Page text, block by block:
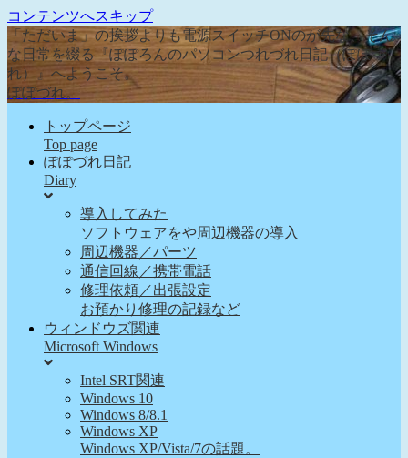
コンテンツへスキップ
「ただいま」の挨拶よりも電源スイッチONのが先な、そん
な日常を綴る『ぽぽろんのパソコンつれづれ日記（ぽぽづ
れ）』へようこそ。
ぽぽづれ。
トップページ
Top page
ぽぽづれ日記
Diary
導入してみた
ソフトウェアをや周辺機器の導入
周辺機器／パーツ
通信回線／携帯電話
修理依頼／出張設定
お預かり修理の記録など
ウィンドウズ関連
Microsoft Windows
Intel SRT関連
Windows 10
Windows 8/8.1
Windows XP
Windows XP/Vista/7の話題。